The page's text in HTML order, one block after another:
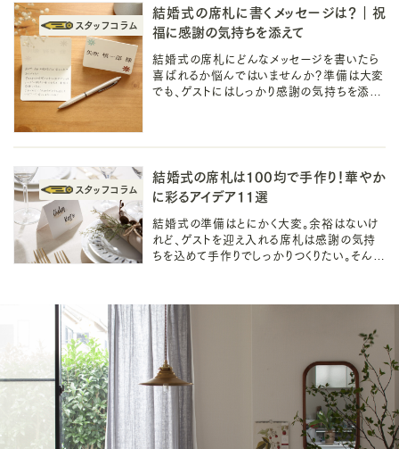
結婚式の席札に書くメッセージは？｜祝
福に感謝の気持ちを添えて
結婚式の席札にどんなメッセージを書いたら
喜ばれるか悩んではいませんか？準備は大変
でも、ゲストにはしっかり感謝の気持ちを添え
結婚式の席札は100均で手作り！華やか
に彩るアイデア11選
結婚式の準備はとにかく大変。余裕はないけ
れど、ゲストを迎え入れる席札は感謝の気持
ちを込めて手作りでしっかりつくりたい。そんな